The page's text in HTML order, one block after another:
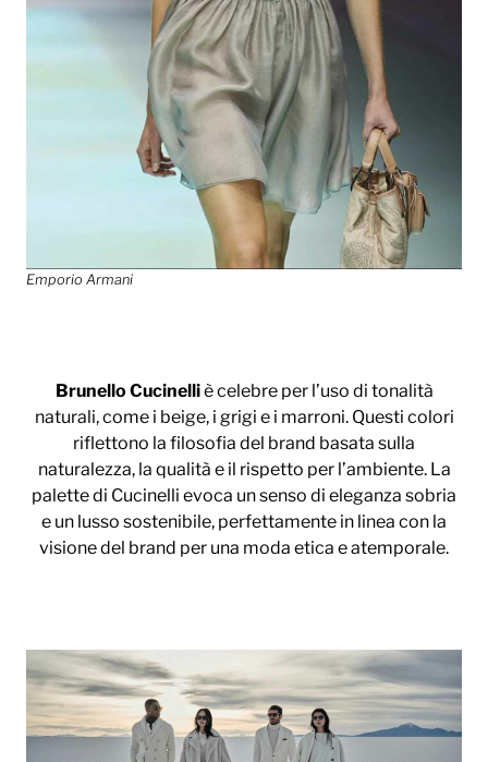
Emporio Armani
Brunello Cucinelliè celebre per l’uso di tonalità
naturali, come i beige, i grigi e i marroni. Questi colori
riflettono la filosofia del brand basata sulla
naturalezza, la qualità e il rispetto per l’ambiente. La
palette di Cucinelli evoca un senso di eleganza sobria
e un lusso sostenibile, perfettamente in linea con la
visione del brand per una moda etica e atemporale.